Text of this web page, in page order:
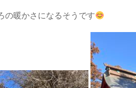
の暖かさになるそうです